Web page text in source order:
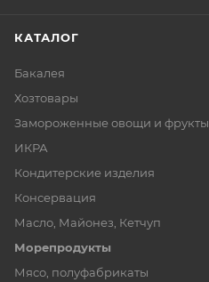
КАТАЛОГ
Бакалея
Хозтовары
Замороженные овощи и фрукты
ИКРА
Кондитерские изделия
Консервация
Масло, Майонез, Кетчуп
Морепродукты
Мясо, полуфабрикаты